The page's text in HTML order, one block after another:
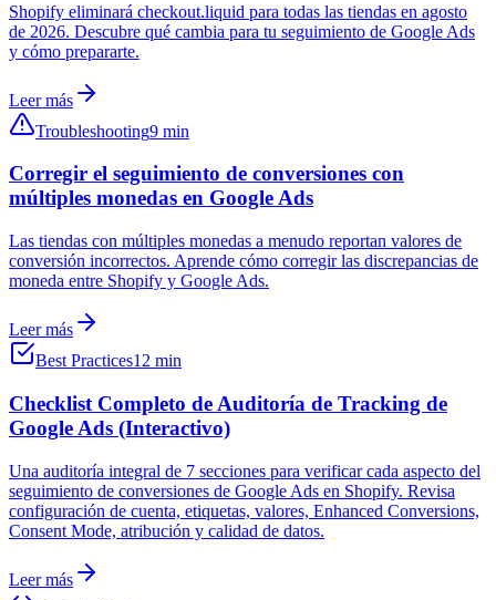
Shopify eliminará checkout.liquid para todas las tiendas en agosto
de 2026. Descubre qué cambia para tu seguimiento de Google Ads
y cómo prepararte.
Leer más
Troubleshooting9 min
Corregir el seguimiento de conversiones con
múltiples monedas en Google Ads
Las tiendas con múltiples monedas a menudo reportan valores de
conversión incorrectos. Aprende cómo corregir las discrepancias de
moneda entre Shopify y Google Ads.
Leer más
Best Practices12 min
Checklist Completo de Auditoría de Tracking de
Google Ads (Interactivo)
Una auditoría integral de 7 secciones para verificar cada aspecto del
seguimiento de conversiones de Google Ads en Shopify. Revisa
configuración de cuenta, etiquetas, valores, Enhanced Conversions,
Consent Mode, atribución y calidad de datos.
Leer más